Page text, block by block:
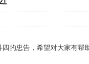
的忠告，希望对大家有帮助